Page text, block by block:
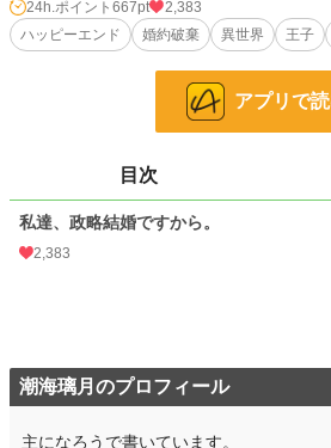
ィ・トゥルペに数々の嫌がらせをしたという噂ま
それが罪状として読み上げられる中、オルヒデー
振り返り、その処断を待つ。
2,167 位 / 228,843 件
490
24h.ポイント 667 pt
初回完結日時 2024.11.13 12:06
週間ポイント 4,350 pt (2,357 位)
24h.ポイント 667pt
2,383
ハッピーエンド
婚約破棄 異世界 王子
アプリで
目次
私達、政略結婚ですから。
2,383
潮海璃月のプロフィール
主になろうで書いています。